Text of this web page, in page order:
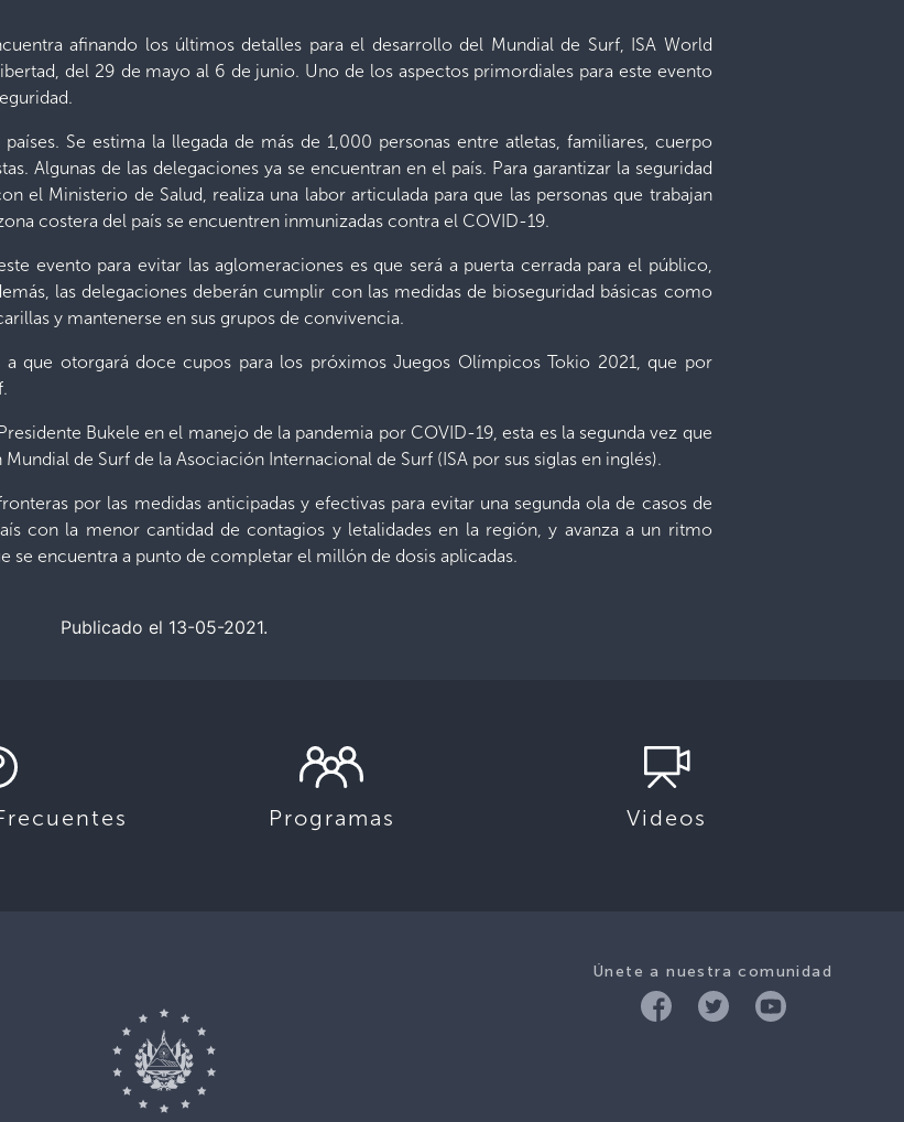
afinando los últimos detalles para el desarrollo del Mundial de Surf, ISA World
del 29 de mayo al 6 de junio. Uno de los aspectos primordiales para este evento
Se estima la llegada de más de 1,000 personas entre atletas, familiares, cuerpo
Algunas de las delegaciones ya se encuentran en el país. Para garantizar la seguridad
el Ministerio de Salud, realiza una labor articulada para que las personas que trabajan
costera del país se encuentren inmunizadas contra el COVID-19.
evento para evitar las aglomeraciones es que será a puerta cerrada para el público,
las delegaciones deberán cumplir con las medidas de bioseguridad básicas como
y mantenerse en sus grupos de convivencia.
que otorgará doce cupos para los próximos Juegos Olímpicos Tokio 2021, que por
Bukele en el manejo de la pandemia por COVID-19, esta es la segunda vez que
de Surf de la Asociación Internacional de Surf (ISA por sus siglas en inglés).
por las medidas anticipadas y efectivas para evitar una segunda ola de casos de
con la menor cantidad de contagios y letalidades en la región, y avanza a un ritmo
se encuentra a punto de completar el millón de dosis aplicadas.
Publicado el 13-05-2021.
Programas Videos
Únete a nuestra comunidad